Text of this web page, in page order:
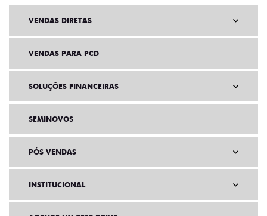
VENDAS DIRETAS
VENDAS PARA PCD
SOLUÇÕES FINANCEIRAS
SEMINOVOS
PÓS VENDAS
INSTITUCIONAL